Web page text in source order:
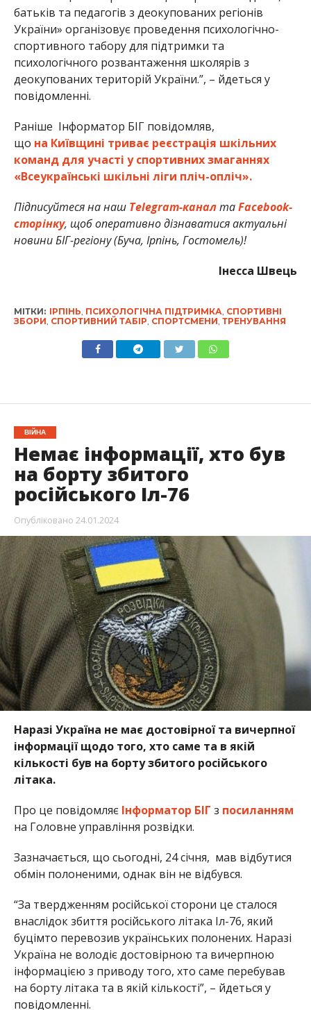
батьків та педагогів з деокупованих регіонів
України» організовує проведення психологічно-
спортивного табору для підтримки та
психологічного розвантаження школярів з
деокупованих територій України.”, – йдеться у
повідомленні.
Раніше Інформатор БІГ повідомляв,
що на Київщині триває реєстрація шкільних
команд для участі у спортивних змаганнях
«Всеукраїнські шкільні ліги пліч-опліч».
Підписуйтеся на наш Telegram-канал таFacebook-
сторінку, щоб оперативно дізнаватися актуальні
новини БІГ-регіону (Буча, Ірпінь, Гостомель)!
Інесса Швець
МІТКИ: ІРПІНЬ, ПСИХОЛОГІЧНА ПІДТРИМКА, СПОРТИВНІ
ЗБОРИ, СПОРТИВНИЙ ТАБІР, СПОРТСМЕНИ, ТРЕНУВАННЯ
ВІЙНА
Немає інформації, хто був
на борту збитого
російського Іл-76
Опубліковано 24.01.2024
Наразі Україна не має достовірної та вичерпної
інформації щодо того, хто саме та в якій
кількості був на борту збитого російського
літака.
Про це повідомляє Інформатор БІГ з посиланням
на Головне управління розвідки.
Зазначається, що сьогодні, 24 січня, мав відбутися
обмін полоненими, однак він не відбувся.
“За твердженням російської сторони це сталося
внаслідок збиття російського літака Іл-76, який
буцімто перевозив українських полонених. Наразі
Україна не володіє достовірною та вичерпною
інформацією з приводу того, хто саме перебував
на борту літака та в якій кількості”, – йдеться у
повідомленні.